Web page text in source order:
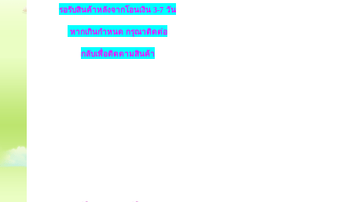
รอรับสินค้าหลังจากโอนเงิน 3-7 วัน
หากเกินกำหนด กรุณาติดต่อ
กลับเพื่อติดตามสินค้า